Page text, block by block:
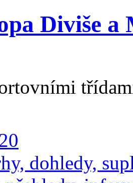
Diviše
dohledy,